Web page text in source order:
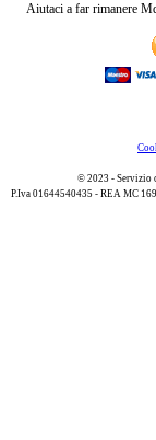
Aiutaci a far rimanere
© 2023 - Servizio
P.Iva 01644540435 - REA MC